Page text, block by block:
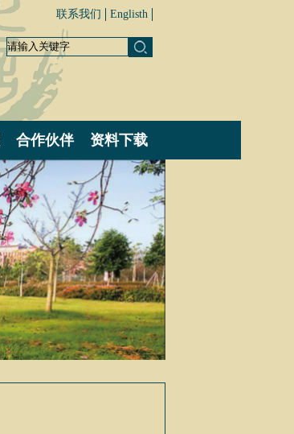
联系我们 Englisth
合作伙伴 资料下载